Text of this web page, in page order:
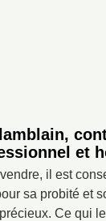
et
il est
sa probité et
Ce qui